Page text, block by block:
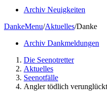
Archiv Neuigkeiten
DankeMenu/Aktuelles/Danke
Archiv Dankmeldungen
Die Seenotretter
Aktuelles
Seenotfälle
Angler tödlich verunglückt